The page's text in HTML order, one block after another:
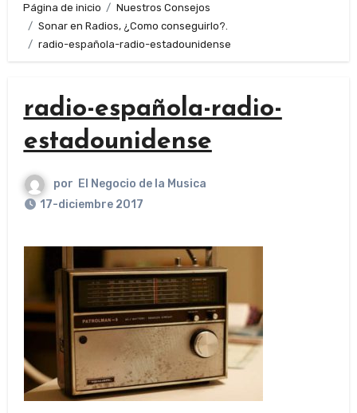
Página de inicio
Nuestros Consejos
Sonar en Radios, ¿Como conseguirlo?.
radio-española-radio-estadounidense
radio-española-radio-
estadounidense
por El Negocio de la Musica
17-diciembre 2017